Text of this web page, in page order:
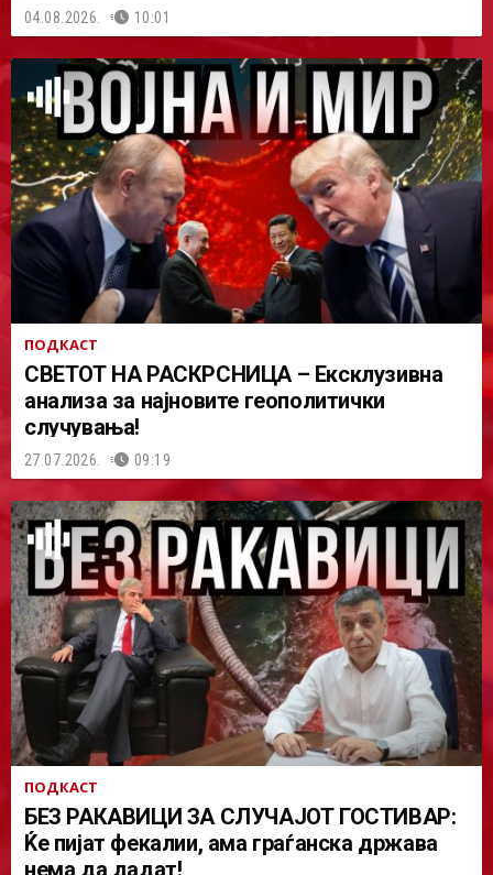
04.08.2026. 10:01
ПОДКАСТ
СВЕТОТ НА РАСКРСНИЦА – Ексклузивна
анализа за најновите геополитички
случувања!
27.07.2026. 09:19
ПОДКАСТ
БЕЗ РАКАВИЦИ ЗА СЛУЧАЈОТ ГОСТИВАР:
Ќе пијат фекалии, ама граѓанска држава
нема да дадат!